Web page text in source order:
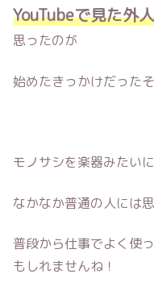
YouTubeで見た外
思ったのが
始めたきっかけだった
モノサシを楽器みたい
なかなか普通の人には
普段から仕事でよく使
もしれませんね！